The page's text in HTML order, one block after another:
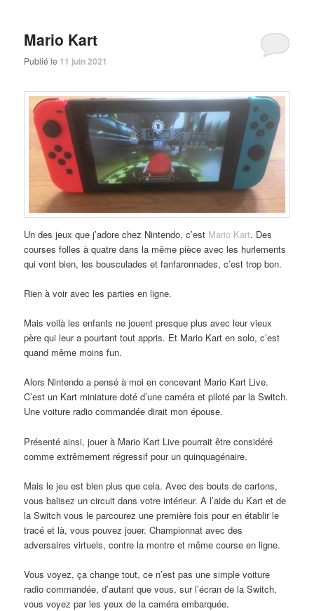
Mario Kart
Publié le 11 juin 2021
Un des jeux que j’adore chez Nintendo, c’est Mario Kart. Des
courses folles à quatre dans la même pièce avec les hurlements
qui vont bien, les bousculades et fanfaronnades, c’est trop bon.
Rien à voir avec les parties en ligne.
Mais voilà les enfants ne jouent presque plus avec leur vieux
père qui leur a pourtant tout appris. Et Mario Kart en solo, c’est
quand même moins fun.
Alors Nintendo a pensé à moi en concevant Mario Kart Live.
C’est un Kart miniature doté d’une caméra et piloté par la Switch.
Une voiture radio commandée dirait mon épouse.
Présenté ainsi, jouer à Mario Kart Live pourrait être considéré
comme extrêmement régressif pour un quinquagénaire.
Mais le jeu est bien plus que cela. Avec des bouts de cartons,
vous balisez un circuit dans votre intérieur. A l’aide du Kart et de
la Switch vous le parcourez une première fois pour en établir le
tracé et là, vous pouvez jouer. Championnat avec des
adversaires virtuels, contre la montre et même course en ligne.
Vous voyez, ça change tout, ce n’est pas une simple voiture
radio commandée, d’autant que vous, sur l’écran de la Switch,
vous voyez par les yeux de la caméra embarquée.